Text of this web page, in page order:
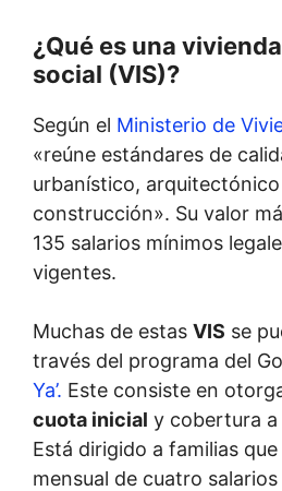
¿Qué es una
social (VIS)?
Según el Ministerio de
«reúne estándares de
urbanístico,
construcción». Su valor
135 salarios mínimos
vigentes.
Muchas de estas VIS se
través del programa del
Ya’. Este consiste en
cuota inicial y cobertura a
Está dirigido a familias
mensual de cuatro